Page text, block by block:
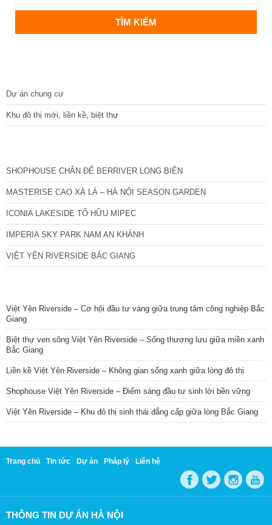
Dự án chung cư
Khu đô thị mới, liền kề, biệt thự
SHOPHOUSE CHÂN ĐẾ BERRIVER LONG BIÊN
MASTERISE CAO XÀ LÁ – HÀ NỘI SEASON GARDEN
ICONIA LAKESIDE TỐ HỮU MIPEC
IMPERIA SKY PARK NAM AN KHÁNH
VIỆT YÊN RIVERSIDE BẮC GIANG
Việt Yên Riverside – Cơ hội đầu tư vàng giữa trung tâm công nghiệp Bắc
Giang
Biệt thự ven sông Việt Yên Riverside – Sống thượng lưu giữa miền xanh
Bắc Giang
Liền kề Việt Yên Riverside – Không gian sống xanh giữa lòng đô thị
Shophouse Việt Yên Riverside – Điểm sáng đầu tư sinh lời bền vững
Việt Yên Riverside – Khu đô thị sinh thái đẳng cấp giữa lòng Bắc Giang
Trang chủ Tin tức Dự án Pháp lý Liên hệ
THÔNG TIN DỰ ÁN HÀ NỘI